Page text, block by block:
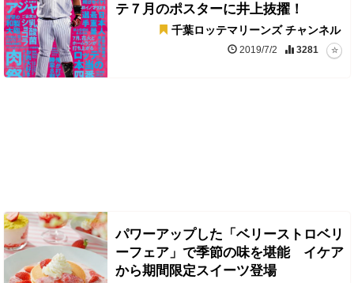
テ７月のポスターに井上抜擢！
千葉ロッテマリーンズ チャンネル
2019/7/2 3281
パワーアップした「ベリーストロベリ
ーフェア」で季節の味を堪能 イケア
から期間限定スイーツ登場